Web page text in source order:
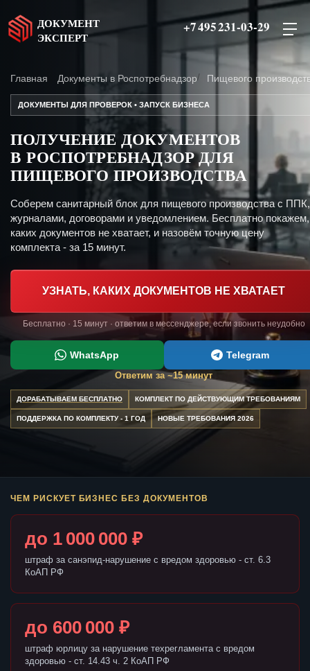
ДОКУМЕНТ
ЭКСПЕРТ
+7 495 231-03-29
Главная Документы в Роспотребнадзор Пищевого
ДОКУМЕНТЫ ДЛЯ ПРОВЕРОК • ЗАПУСК БИЗНЕСА
ПОЛУЧЕНИЕ ДОКУМЕНТОВ
В РОСПОТРЕБНАДЗОР ДЛЯ
ПИЩЕВОГО ПРОИЗВОДСТВА
Соберем санитарный блок для пищевого производства с ППК,
журналами, договорами и уведомлением. Бесплатно покажем,
каких документов не хватает, и назовём точную цену
комплекта - за 15 минут.
УЗНАТЬ, КАКИХ ДОКУМЕНТОВ НЕ ХВАТАЕТ
Бесплатно · 15 минут · ответим в мессенджере, если звонить неудобно
WhatsApp Telegram
Ответим за ~15 минут
ДОРАБАТЫВАЕМ БЕСПЛАТНО КОМПЛЕКТ ПО ДЕЙСТВУЮЩИМ ТРЕБОВАНИЯМ
ПОДДЕРЖКА ПО КОМПЛЕКТУ - 1 ГОД НОВЫЕ ТРЕБОВАНИЯ 2026
ЧЕМ РИСКУЕТ БИЗНЕС БЕЗ ДОКУМЕНТОВ
до 1 000 000 ₽
штраф за санэпид-нарушение с вредом здоровью - ст. 6.3
КоАП РФ
до 600 000 ₽
штраф юрлицу за нарушение техрегламента с вредом
здоровью - ст. 14.43 ч. 2 КоАП РФ